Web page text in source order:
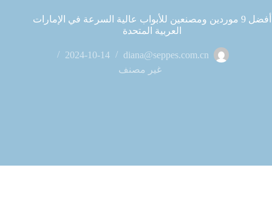
أفضل 9 موردين ومصنعين للأبواب عالية السرعة في الإمارات
العربية المتحدة
diana@seppes.com.cn
2024-10-14
غير مصنف